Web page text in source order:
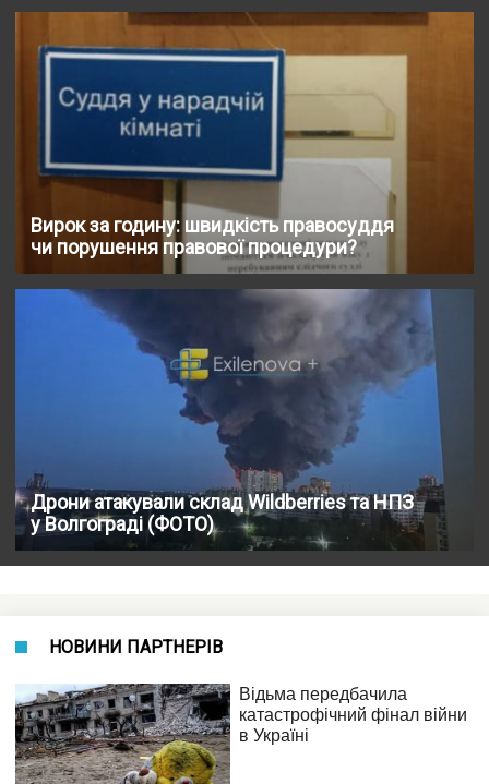
Вирок за годину: швидкість правосуддя
чи порушення правової процедури?
Дрони атакували склад Wildberries та НПЗ
у Волгограді (ФОТО)
НОВИНИ ПАРТНЕРІВ